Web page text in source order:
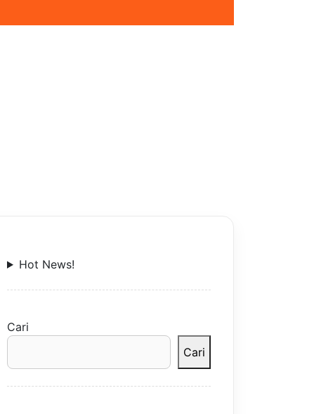
Hot News!
Cari
Cari